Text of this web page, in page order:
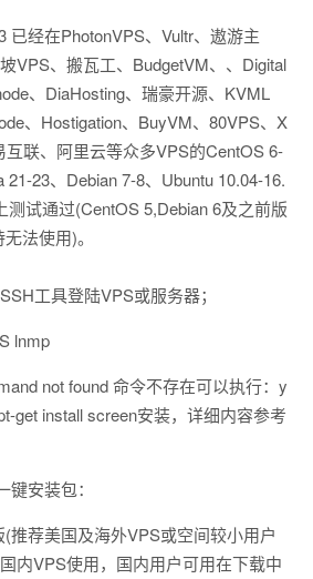
已经在PhotonVPS、Vultr、遨游主
VPS、搬瓦工、BudgetVM、、Digital
、DiaHosting、瑞豪开源、KVML
、Hostigation、BuyVM、80VPS、X
联、阿里云等众多VPS的CentOS 6-
23、Debian 7-8、Ubuntu 10.04-16.
测试通过(CentOS 5,Debian 6及之前版
法使用)。
工具登陆VPS或服务器；
lnmp
not found 命令不存在可以执行：y
get install screen安装，详细内容参考
安装包：
推荐美国及海外VPS或空间较小用户
内VPS使用，国内用户可用在下载中